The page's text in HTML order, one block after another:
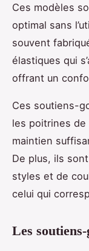
Ces modèles
optimal sans
souvent
élastiques qui
offrant un
Ces soutiens-
les poitrines
maintien
De plus, ils
styles et de
celui qui
Les